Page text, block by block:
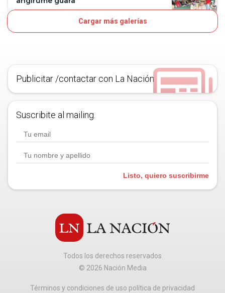
Cargar más galerías
Publicitar /contactar con La Nación
Suscribite al mailing.
Listo, quiero suscribirme
Todos los derechos reservados
© 2026 Nación Media
Términos y condiciones de uso política de privacidad